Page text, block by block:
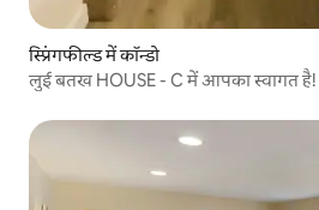
स्प्रिंगफील्ड में कॉन्डो
लुई बतख HOUSE - C में आपका स्वागत है!